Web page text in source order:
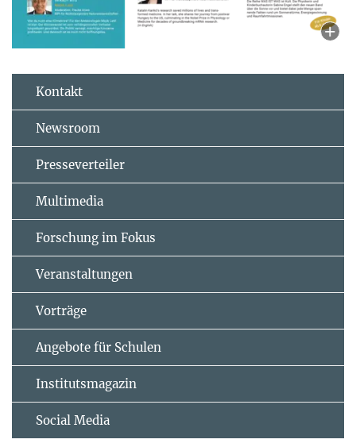
Kontakt
Newsroom
Presseverteiler
Multimedia
Forschung im Fokus
Veranstaltungen
Vorträge
Angebote für Schulen
Institutsmagazin
Social Media